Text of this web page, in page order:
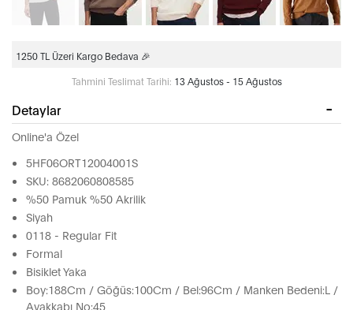
1250 TL Üzeri Kargo Bedava 🎉
Tahmini Teslimat Tarihi: 13 Ağustos - 15 Ağustos
Detaylar
Online'a Özel
5HF06ORT12004001S
SKU: 8682060808585
%50 Pamuk %50 Akrilik
Siyah
0118 - Regular Fit
Formal
Bisiklet Yaka
Boy:188Cm / Göğüs:100Cm / Bel:96Cm / Manken Bedeni:L /
Ayakkabı No:45